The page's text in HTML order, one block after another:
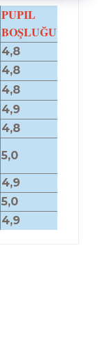
PUPIL
BOŞLUĞU
4,8
4,8
4,8
4,9
4,8
5,0
4,9
5,0
4,9